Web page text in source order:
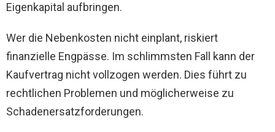
Eigenkapital aufbringen.
Wer die Nebenkosten nicht einplant, riskiert
finanzielle Engpässe. Im schlimmsten Fall kann der
Kaufvertrag nicht vollzogen werden. Dies führt zu
rechtlichen Problemen und möglicherweise zu
Schadenersatzforderungen.